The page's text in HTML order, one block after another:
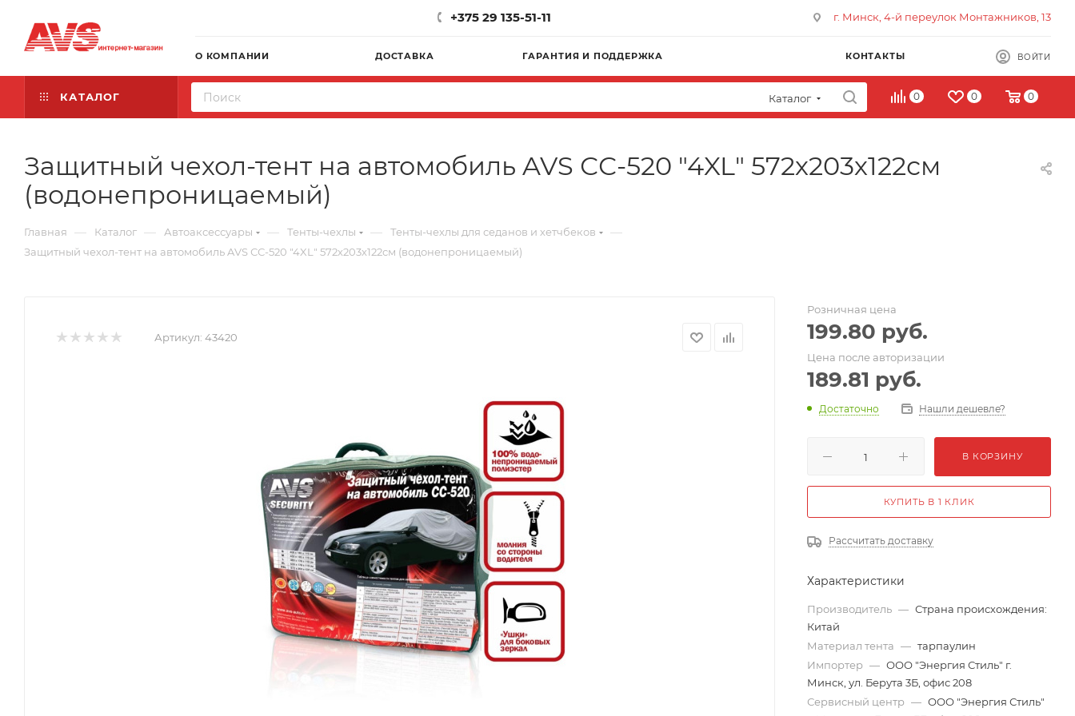
+375 29 135-51-11 г. Минск, 4-й переулок Монтажников, 13
О КОМПАНИИ ДОСТАВКА ГАРАНТИЯ И ПОДДЕРЖКА КОНТАКТЫ ВОЙТИ
КАТАЛОГ Каталог 0 0 0
Защитный чехол-тент на автомобиль AVS СС-520 "4XL" 572х203х122см
(водонепроницаемый)
Главная — Каталог — Автоаксессуары — Тенты-чехлы — Тенты-чехлы для седанов и хетчбеков —
Защитный чехол-тент на автомобиль AVS СС-520 "4XL" 572х203х122см (водонепроницаемый)
Артикул: 43420
Розничная цена
199.80 руб.
Цена после авторизации
189.81 руб.
Достаточно Нашли дешевле?
В КОРЗИНУ
КУПИТЬ В 1 КЛИК
Рассчитать доставку
Характеристики
Производитель — Страна происхождения:
Китай
Материал тента — тарпаулин
Импортер — ООО "Энергия Стиль" г.
Минск, ул. Берута 3Б, офис 208
Сервисный центр — ООО "Энергия Стиль"